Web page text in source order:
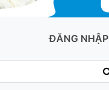
ĐĂNG NHẬP